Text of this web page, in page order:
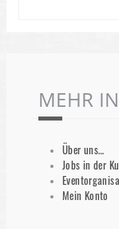
MEHR
Über uns…
Jobs in der
Mein Konto